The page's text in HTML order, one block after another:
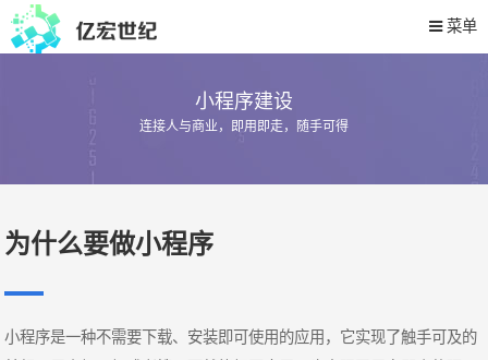
菜单
小程序建设
连接人与商业，即用即走，随手可得
为什么要做小程序
小程序是一种不需要下载、安装即可使用的应用，它实现了触手可及的